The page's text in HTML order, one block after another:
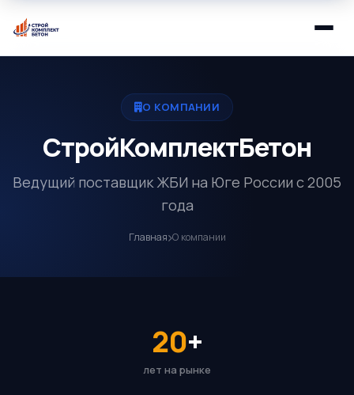
О КОМПАНИИ
СтройКомплектБетон
Ведущий поставщик ЖБИ на Юге России с 2005
года
Главная О компании
20+
лет на рынке